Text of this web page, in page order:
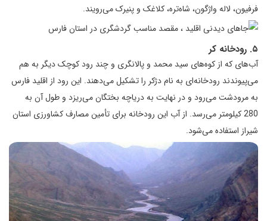
فرفیون، لاله واژگون، شاه‌تره، کلاغک و پنیرک می‌رویند.
۵. رودخانه کر
آب‌های که از کوه‌های سید محمد و پالانگری و چند رود کوچک دیگر به هم
می‌پیوندند رودخانه‌ای به نام دژکر را تشکیل می‌دهند. این رود از اقلید فارس
به مرودشت می‌رود و در نهایت به دریاچه بختگان می‌ریزد و طول آن به
280 کیلومتر می‌رسد. از آب این رودخانه برای تأمین مصارف کشاورزی استان
شیراز استفاده می‌شود.